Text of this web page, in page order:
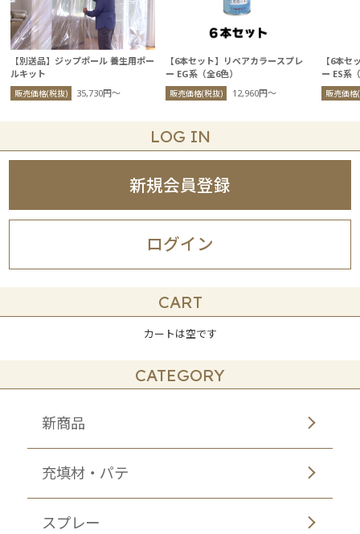
【別送品】ジップポール 養生用ポー
ルキット
販売価格(税抜) 35,730円〜
【6本セット】リペアカラースプレ
ー EG系（全6色）
販売価格(税抜) 12,960円〜
【6本セ
ー ES系
販売価格
LOG IN
ログイン
新規会員登録
CART
カートは空です
CATEGORY
新商品
充填材・パテ
スプレー